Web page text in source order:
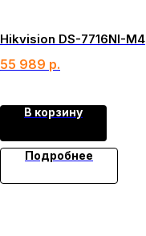
Hikvision DS-7716NI-M4
55 989 р.
В корзину
Подробнее